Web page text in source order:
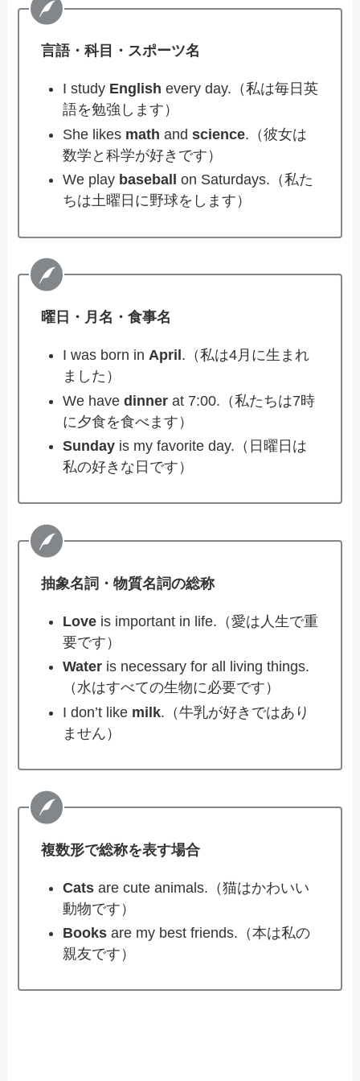
言語・科目・スポーツ名
I study English every day.（私は毎日英
語を勉強します）
She likes math andscience.（彼女は
数学と科学が好きです）
We play baseball
on Saturdays.（私た
ちは土曜日に野球をします）
曜日・月名・食事名
I was born inApril .（私は4月に生まれ
ました）
We havedinner at 7:00.（私たちは7時
に夕食を食べます）
Sunday is my favorite day.（日曜日は
私の好きな日です）
抽象名詞・物質名詞の総称
Love is important in life.（愛は人生で重
要です）
Water is necessary for all living things.
（水はすべての生物に必要です）
I don’t like milk.（牛乳が好きではあり
ません）
複数形で総称を表す場合
Cats are cute animals.（猫はかわいい
動物です）
Books are my best friends.（本は私の
親友です）